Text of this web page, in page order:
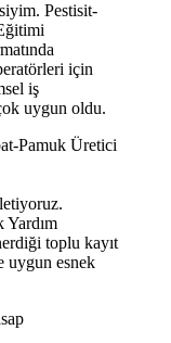
Pestisit-
için
iş
uygun oldu.
Pamuk Üretici
toplu kayıt
uygun esnek